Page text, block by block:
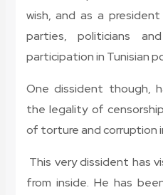
wish, and as a
parties, politicians
participation in Tunisian
One dissident though,
the legality of
of torture and corruption
This very dissident has
from inside. He has